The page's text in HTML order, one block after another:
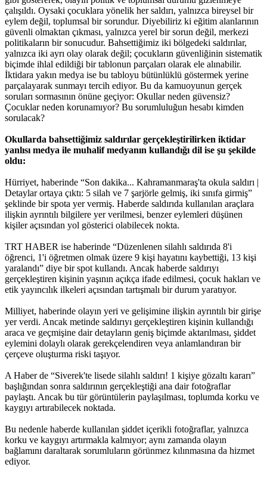
çalışıldı. Oysaki çocuklara yönelik her saldırı, yalnızca bireysel bir
eylem değil, toplumsal bir sorundur. Diyebiliriz ki eğitim alanlarının
güvenli olmaktan çıkması, yalnızca yerel bir sorun değil, merkezi
politikaların bir sonucudur. Bahsettiğimiz iki bölgedeki saldırılar,
yalnızca iki ayrı olay olarak değil; çocukların güvenliğinin sistematik
biçimde ihlal edildiği bir tablonun parçaları olarak ele alınabilir.
İktidara yakın medya ise bu tabloyu bütünlüklü göstermek yerine
parçalayarak sunmayı tercih ediyor. Bu da kamuoyunun gerçek
soruları sormasının önüne geçiyor: Okullar neden güvensiz?
Çocuklar neden korunamıyor? Bu sorumluluğun hesabı kimden
sorulacak?
Okullarda bahsettiğimiz saldırılar gerçekleştirilirken iktidar
yanlısı medya ile muhalif medyanın kullandığı dil ise şu şekilde
oldu:
Hürriyet, haberinde “Son dakika... Kahramanmaraş'ta okula saldırı |
Detaylar ortaya çıktı: 5 silah ve 7 şarjörle gelmiş, iki sınıfa girmiş”
şeklinde bir spota yer vermiş. Haberde saldırıda kullanılan araçlara
ilişkin ayrıntılı bilgilere yer verilmesi, benzer eylemleri düşünen
kişiler açısından yol gösterici olabilecek nokta.
TRT HABER ise haberinde “Düzenlenen silahlı saldırıda 8'i
öğrenci, 1'i öğretmen olmak üzere 9 kişi hayatını kaybettiği, 13 kişi
yaralandı” diye bir spot kullandı. Ancak haberde saldırıyı
gerçekleştiren kişinin yaşının açıkça ifade edilmesi, çocuk hakları ve
etik yayıncılık ilkeleri açısından tartışmalı bir durum yaratıyor.
Milliyet, haberinde olayın yeri ve gelişimine ilişkin ayrıntılı bir girişe
yer verdi. Ancak metinde saldırıyı gerçekleştiren kişinin kullandığı
araca ve geçmişine dair detayların geniş biçimde aktarılması, şiddet
eylemini dolaylı olarak gerekçelendiren veya anlamlandıran bir
çerçeve oluşturma riski taşıyor.
A Haber de “Siverek'te lisede silahlı saldırı! 1 kişiye gözaltı kararı”
başlığından sonra saldırının gerçekleştiği ana dair fotoğraflar
paylaştı. Ancak bu tür görüntülerin paylaşılması, toplumda korku ve
kaygıyı artırabilecek noktada.
Bu nedenle haberde kullanılan şiddet içerikli fotoğraflar, yalnızca
korku ve kaygıyı artırmakla kalmıyor; aynı zamanda olayın
bağlamını daraltarak sorumluların görünmez kılınmasına da hizmet
ediyor.